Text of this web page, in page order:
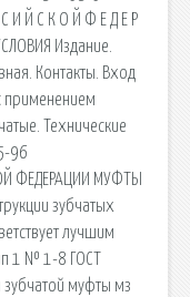
И Й С К О Й Ф Е Д Е Р
Издание.
Контакты. Вход
применением
Технические
96
ФЕДЕРАЦИИ МУФТЫ
зубчатых
лучшим
1 № 1-8 ГОСТ
муфты мз